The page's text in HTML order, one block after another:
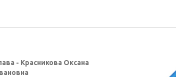
- Красникова Оксана